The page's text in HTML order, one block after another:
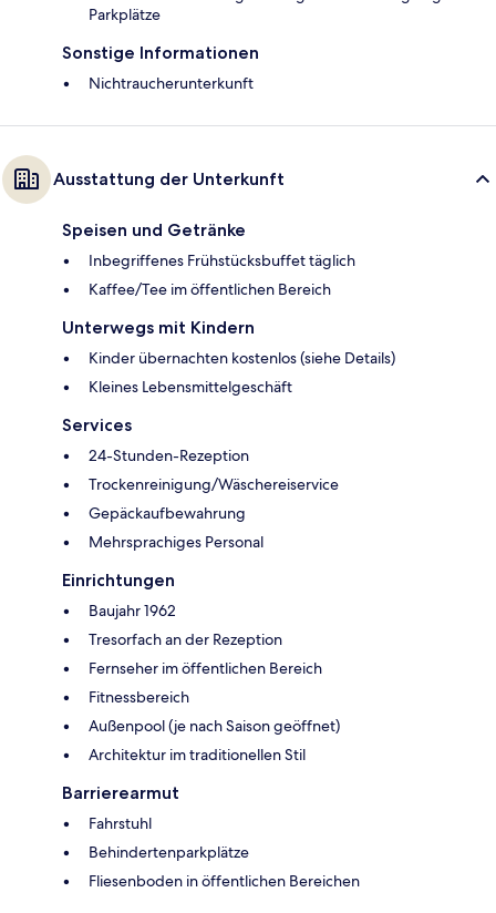
Parkplätze
Sonstige Informationen
Nichtraucherunterkunft
Ausstattung der Unterkunft
Speisen und Getränke
Inbegriffenes Frühstücksbuffet täglich
Kaffee/Tee im öffentlichen Bereich
Unterwegs mit Kindern
Kinder übernachten kostenlos (siehe Details)
Kleines Lebensmittelgeschäft
Services
24-Stunden-Rezeption
Trockenreinigung/Wäschereiservice
Gepäckaufbewahrung
Mehrsprachiges Personal
Einrichtungen
Baujahr 1962
Tresorfach an der Rezeption
Fernseher im öffentlichen Bereich
Fitnessbereich
Außenpool (je nach Saison geöffnet)
Architektur im traditionellen Stil
Barrierearmut
Fahrstuhl
Behindertenparkplätze
Fliesenboden in öffentlichen Bereichen